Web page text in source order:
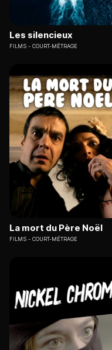
Les silencieux
FILMS COURT-MÉTRAGE
La mort du Père Noël
FILMS COURT-MÉTRAGE